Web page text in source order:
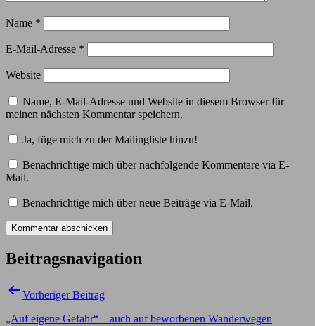
Name *
E-Mail-Adresse *
Website
Name, E-Mail-Adresse und Website in diesem Browser für
meinen nächsten Kommentar speichern.
Ja, füge mich zu der Mailingliste hinzu!
Benachrichtige mich über nachfolgende Kommentare via E-
Mail.
Benachrichtige mich über neue Beiträge via E-Mail.
Beitragsnavigation
Vorheriger Beitrag
„Auf eigene Gefahr“ – auch auf beworbenen Wanderwegen